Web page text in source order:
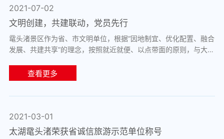
2021-07-02
文明创建，共建联动，党员先行
鼋头渚景区作为省、市文明单位，根据“因地制宜、优化配置、融合
发展、共建共享”的理念，按照就近就便、以点带面的原则，与大浮
查看更多
2021-03-01
太湖鼋头渚荣获省诚信旅游示范单位称号